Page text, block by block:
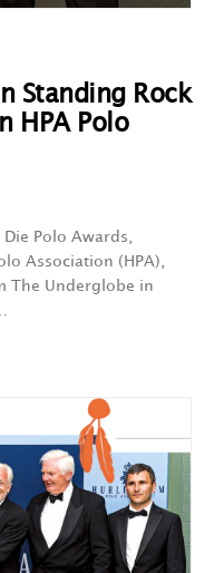
Standing Rock
HPA Polo
Polo Awards,
Association (HPA),
The Underglobe in